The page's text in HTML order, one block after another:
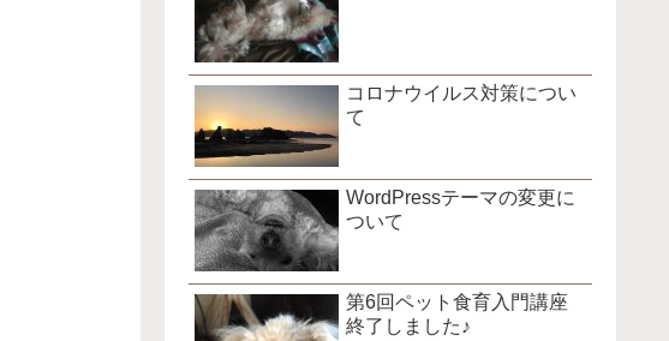
コロナウイルス対策につい
て
WordPressテーマの変更に
ついて
第6回ペット食育入門講座
終了しました♪